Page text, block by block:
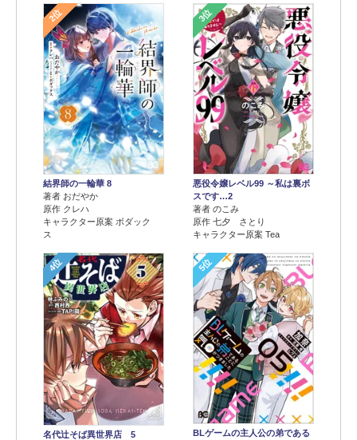
2位
結界師の一輪華 8
著者 おだやか
原作 クレハ
キャラクター原案 ボダック
ス
3位
悪役令嬢レベル99 ～私は裏ボ
スです…2
著者 のこみ
原作 七夕 さとり
キャラクター原案 Tea
4位
名代辻そば異世界店 5
5位
BLゲームの主人公の弟である